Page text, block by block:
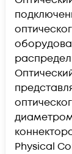
Physical